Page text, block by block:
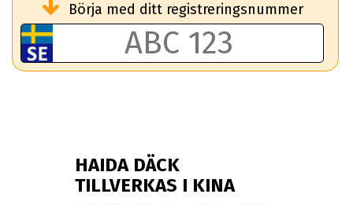
Börja med ditt registreringsnummer
HAIDA DÄCK
TILLVERKAS I KINA